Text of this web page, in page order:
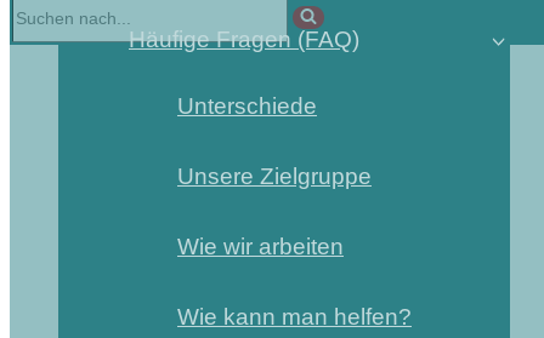
Häufige Fragen (FAQ)
Unterschiede
Unsere Zielgruppe
Wie wir arbeiten
Wie kann man helfen?